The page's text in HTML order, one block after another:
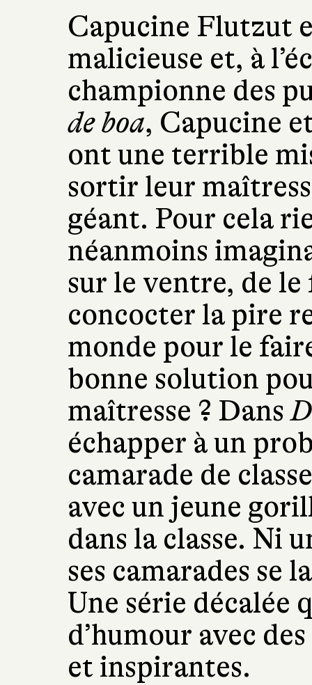
Capucine Flutzut
malicieuse et, à
championne des
de boa, Capucine
ont une terrible
sortir leur
géant. Pour cela
néanmoins
sur le ventre, de
concocter la pire
monde pour le
bonne solution
maîtresse ? Dans
échapper à un
camarade de
avec un jeune
dans la classe. Ni
ses camarades se
Une série décalée
d’humour avec
et inspirantes.